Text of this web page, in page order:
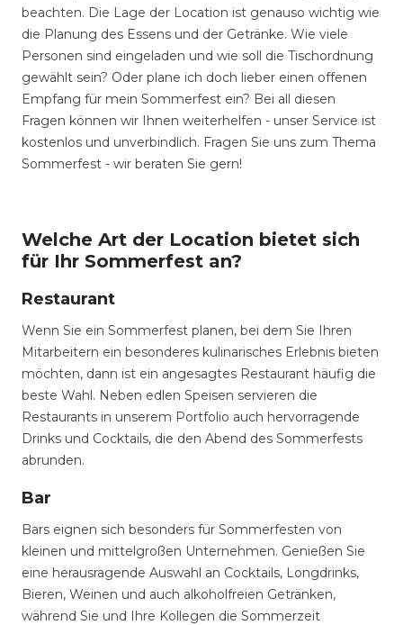
beachten. Die Lage der Location ist genauso wichtig wie
die Planung des Essens und der Getränke. Wie viele
Personen sind eingeladen und wie soll die Tischordnung
gewählt sein? Oder plane ich doch lieber einen offenen
Empfang für mein Sommerfest ein? Bei all diesen
Fragen können wir Ihnen weiterhelfen - unser Service ist
kostenlos und unverbindlich. Fragen Sie uns zum Thema
Sommerfest - wir beraten Sie gern!
Welche Art der Location bietet sich
für Ihr Sommerfest an?
Restaurant
Wenn Sie ein Sommerfest planen, bei dem Sie Ihren
Mitarbeitern ein besonderes kulinarisches Erlebnis bieten
möchten, dann ist ein angesagtes Restaurant häufig die
beste Wahl. Neben edlen Speisen servieren die
Restaurants in unserem Portfolio auch hervorragende
Drinks und Cocktails, die den Abend des Sommerfests
abrunden.
Bar
Bars eignen sich besonders für Sommerfesten von
kleinen und mittelgroßen Unternehmen. Genießen Sie
eine herausragende Auswahl an Cocktails, Longdrinks,
Bieren, Weinen und auch alkoholfreien Getränken,
während Sie und Ihre Kollegen die Sommerzeit